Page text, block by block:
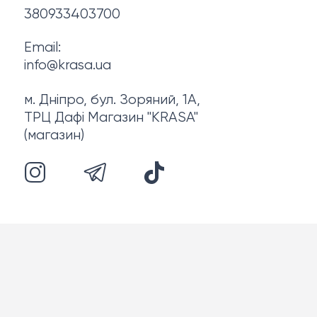
380933403700
Email:
info@krasa.ua
м. Дніпро, бул. Зоряний, 1А,
ТРЦ Дафі Магазин "KRASA"
(магазин)